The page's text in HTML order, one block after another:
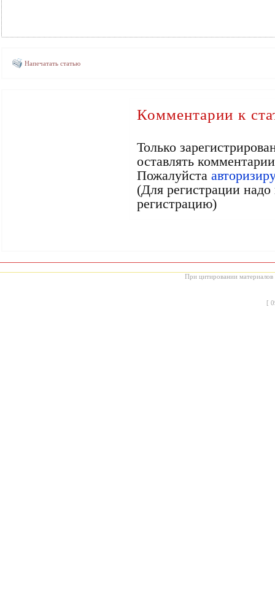
Напечатать статью
Комментарии к
Только
оставлять
Пожалуйста
(Для регистрации
регистрацию)
При цитировании материалов
[